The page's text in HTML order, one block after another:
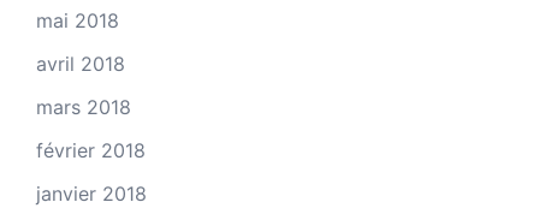
mai 2018
avril 2018
mars 2018
février 2018
janvier 2018